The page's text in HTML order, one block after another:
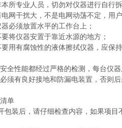
本所专业人员，切勿对仪器进行自行拆
电网干扰大，不是电网动荡不定，用
器必须放置水平的工作台上；
要将仪器安置于靠近水源的地方；
要用有腐蚀性的液体擦拭仪器，应保
安全性能都经过严格的检测，每台仪
须有良好接地和防漏电装置，否则后
单
包装后，请仔细检查内容，如果项目